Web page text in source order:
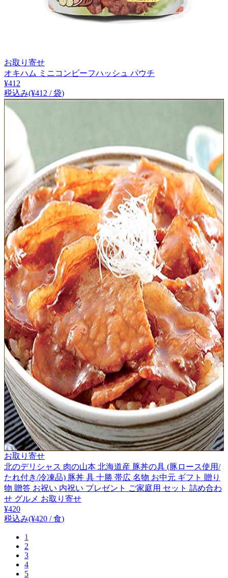
お取り寄せ
オキハム ミニコンビーフハッシュ パウチ
¥412
税込み(¥412 / 袋)
お取り寄せ
北のデリシャス 肉の山本 北海道産 豚丼の具 (豚ロース使用/
たれ付き/冷凍品) 豚丼 具 十勝 帯広 名物 お中元 ギフト 贈り
物 贈答 お祝い 内祝い プレゼント ご家庭用 セット 詰め合わ
せ グルメ お取り寄せ
¥420
税込み(¥420 / 食)
1
2
3
4
5